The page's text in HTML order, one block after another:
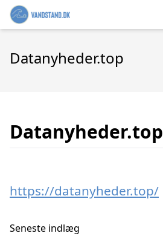
Datanyheder.top
Datanyheder.top
https://datanyheder.top/
Seneste indlæg